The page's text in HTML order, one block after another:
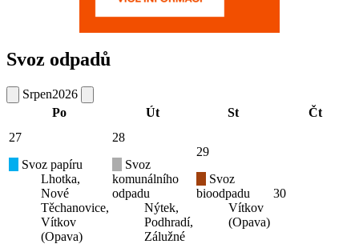
Svoz odpadů
Srpen2026
Po
Út St
Čt
27
Svoz papíru
Lhotka,
Nové
Těchanovice,
Vítkov
(Opava)
28
Svoz
komunálního
odpadu
Nýtek,
Podhradí,
Zálužné
29
Svoz
bioodpadu
Vítkov
(Opava)
30